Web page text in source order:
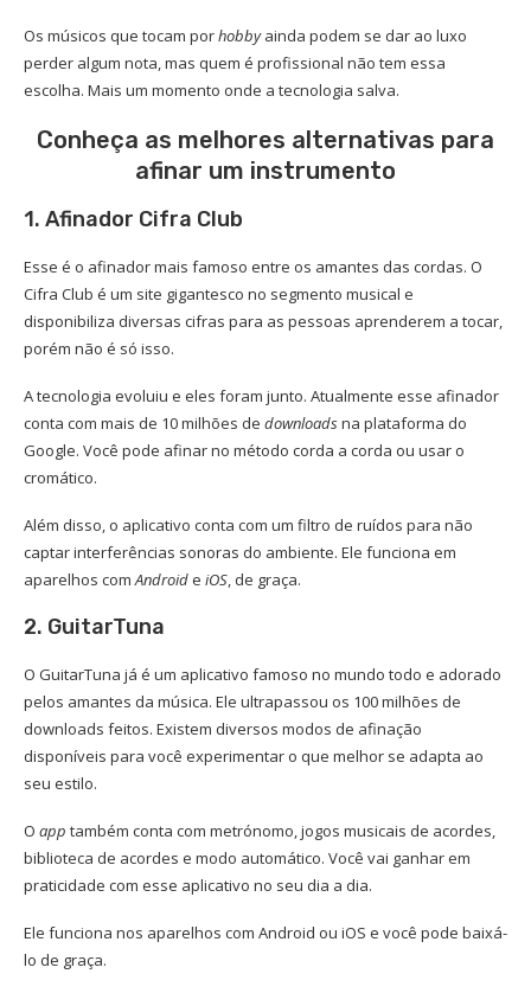
Os músicos que tocam porhobbyainda podem se dar ao luxo
perder algum nota, mas quem é profissional não tem essa
escolha. Mais um momento onde a tecnologia salva.
Conheça as melhores alternativas para
afinar um instrumento
1. Afinador Cifra Club
Esse é o afinador mais famoso entre os amantes das cordas. O
Cifra Club é um site gigantesco no segmento musical e
disponibiliza diversas cifras para as pessoas aprenderem a tocar,
porém não é só isso.
A tecnologia evoluiu e eles foram junto. Atualmente esse afinador
conta com mais de 10 milhões de downloadsna plataforma do
Google. Você pode afinar no método corda a corda ou usar o
cromático.
Além disso, o aplicativo conta com um filtro de ruídos para não
captar interferências sonoras do ambiente. Ele funciona em
aparelhos comAndroide iOS, de graça.
2. GuitarTuna
O GuitarTuna já é um aplicativo famoso no mundo todo e adorado
pelos amantes da música. Ele ultrapassou os 100 milhões de
downloads feitos. Existem diversos modos de afinação
disponíveis para você experimentar o que melhor se adapta ao
seu estilo.
O app também conta com metrónomo, jogos musicais de acordes,
biblioteca de acordes e modo automático. Você vai ganhar em
praticidade com esse aplicativo no seu dia a dia.
Ele funciona nos aparelhos com Android ou iOS e você pode baixá-
lo de graça.